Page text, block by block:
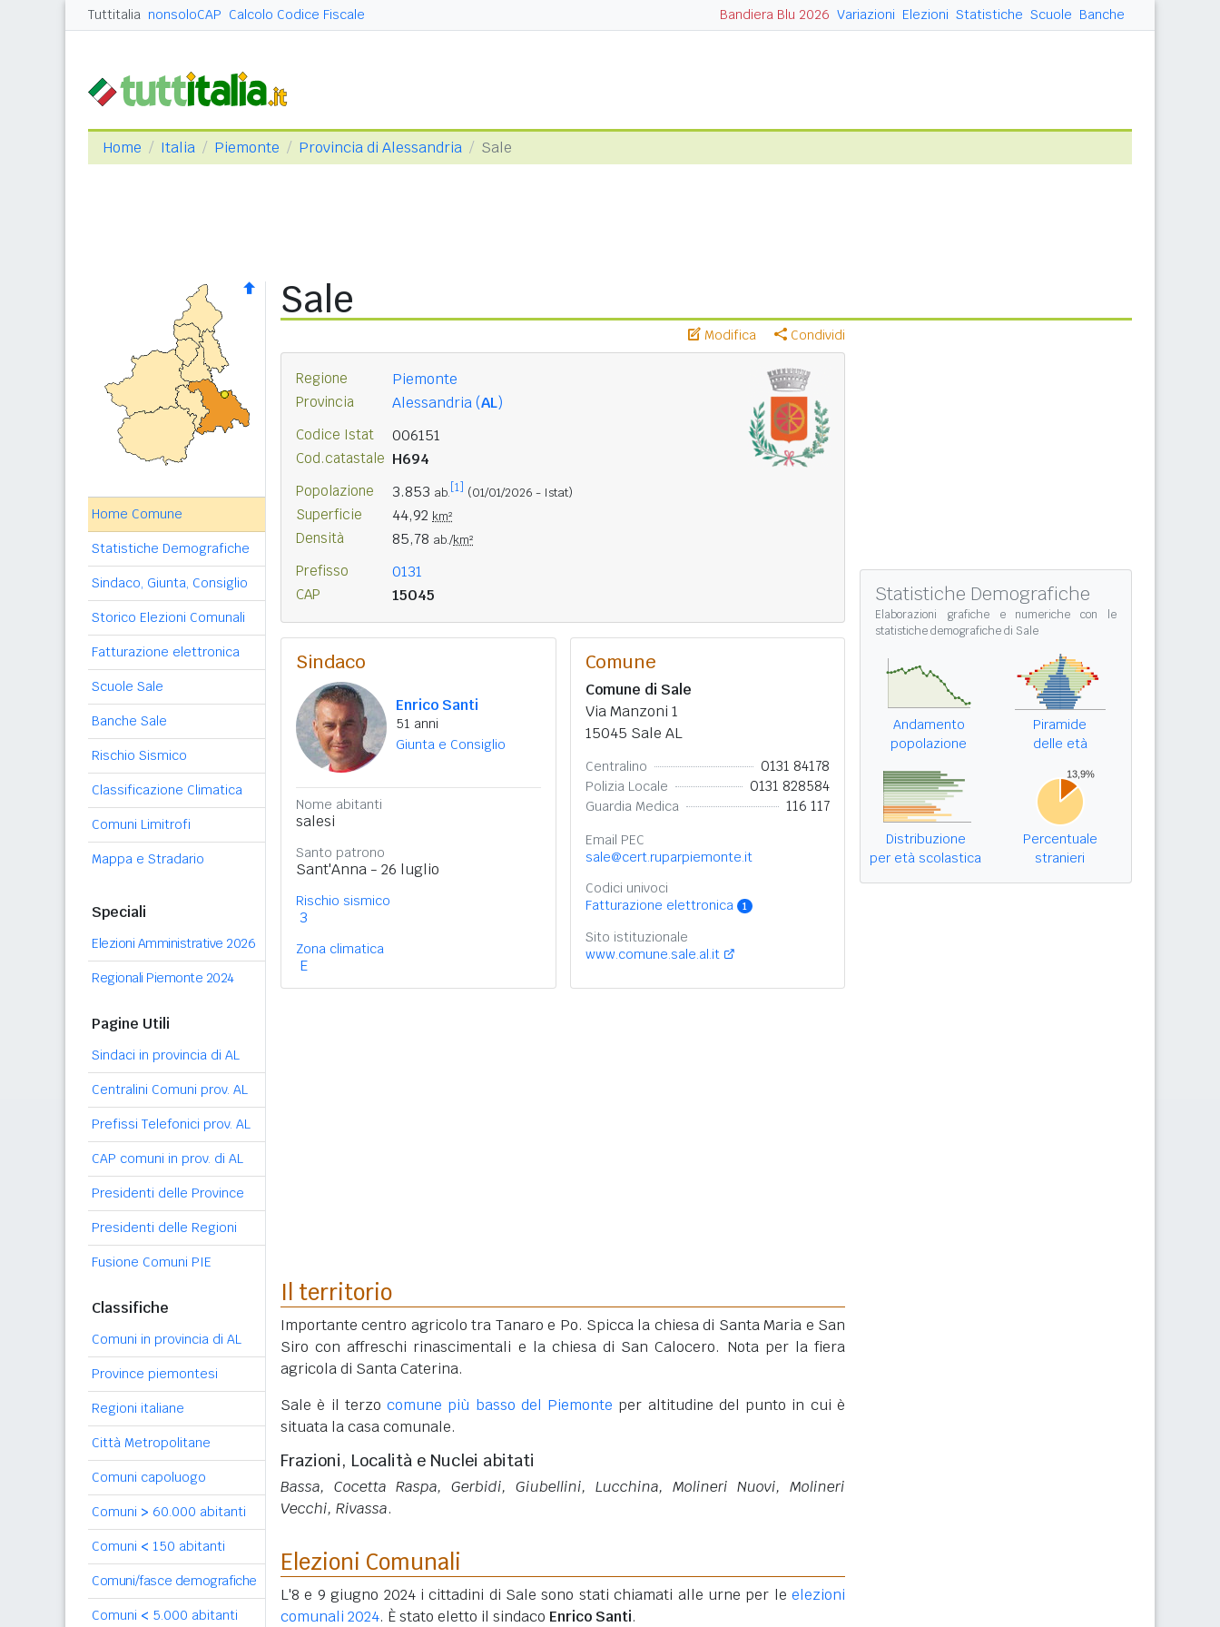
Tuttitalia nonsoloCAP Calcolo Codice Fiscale Bandiera Blu 2026 Variazioni Elezioni Statistiche Scuole Banche
Home Italia Piemonte Provincia di Alessandria Sale
Home Comune
Statistiche Demografiche
Sindaco, Giunta, Consiglio
Storico Elezioni Comunali
Fatturazione elettronica
Scuole Sale
Banche Sale
Rischio Sismico
Classificazione Climatica
Comuni Limitrofi
Mappa e Stradario
Speciali
Elezioni Amministrative 2026
Regionali Piemonte 2024
Pagine Utili
Sindaci in provincia di AL
Centralini Comuni prov. AL
Prefissi Telefonici prov. AL
CAP comuni in prov. di AL
Presidenti delle Province
Presidenti delle Regioni
Fusione Comuni PIE
Classifiche
Comuni in provincia di AL
Province piemontesi
Regioni italiane
Città Metropolitane
Comuni capoluogo
Comuni > 60.000 abitanti
Comuni < 150 abitanti
Comuni/fasce demografiche
Comuni < 5.000 abitanti
Sale
Modifica Condividi
Regione Piemonte
Provincia Alessandria (AL)
Codice Istat 006151
Cod.catastale H694
Popolazione 3.853 ab. [1] (01/01/2026 - Istat)
Superficie 44,92 km²
Densità 85,78 ab./km²
Prefisso 0131
CAP 15045
Sindaco
Enrico Santi
51 anni
Giunta e Consiglio
Nome abitanti
salesi
Santo patrono
Sant'Anna - 26 luglio
Rischio sismico
3
Zona climatica
E
Comune
Comune di Sale
Via Manzoni 1
15045 Sale AL
Centralino 0131 84178
Polizia Locale 0131 828584
Guardia Medica 116 117
Email PEC
sale@cert.ruparpiemonte.it
Codici univoci
Fatturazione elettronica
1
Sito istituzionale
www.comune.sale.al.it
Il territorio
Importante centro agricolo tra Tanaro e Po. Spicca la chiesa di Santa Maria e San
Siro con affreschi rinascimentali e la chiesa di San Calocero. Nota per la fiera
agricola di Santa Caterina.
Sale è il terzocomune più basso del Piemonte per altitudine del punto in cui è
situata la casa comunale.
Frazioni, Località e Nuclei abitati
Bassa, Cocetta Raspa, Gerbidi, Giubellini, Lucchina, Molineri Nuovi, Molineri
Vecchi, Rivassa.
Elezioni Comunali
L'8 e 9 giugno 2024 i cittadini di Sale sono stati chiamati alle urne per le elezioni
comunali 2024. È stato eletto il sindaco Enrico Santi.
Statistiche Demografiche
Elaborazioni grafiche e numeriche con le
statistiche demografiche di Sale
Andamento
popolazione
Piramide
delle età
Distribuzione
per età scolastica
Percentuale
stranieri